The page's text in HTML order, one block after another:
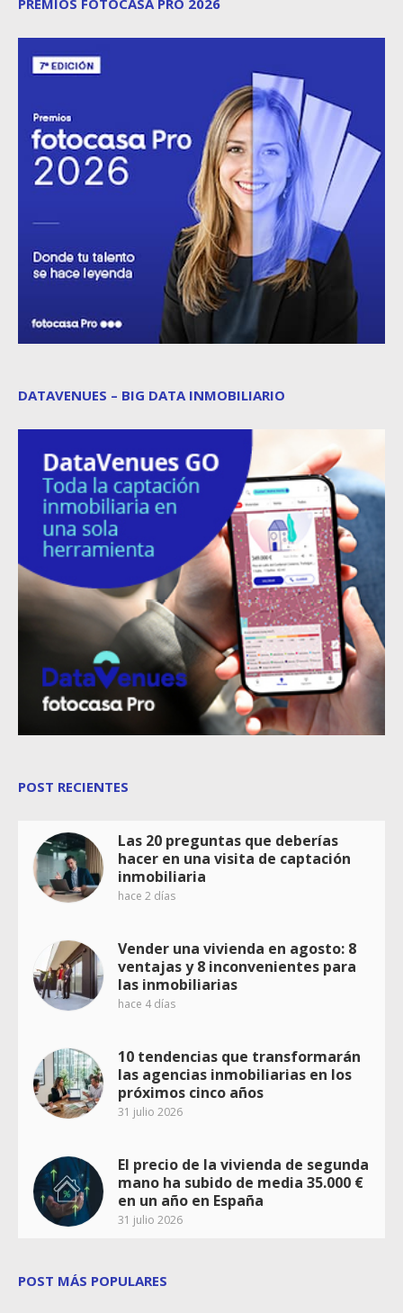
PREMIOS FOTOCASA PRO 2026
DATAVENUES – BIG DATA INMOBILIARIO
POST RECIENTES
Las 20 preguntas que deberías
hacer en una visita de captación
inmobiliaria
hace 2 días
Vender una vivienda en agosto: 8
ventajas y 8 inconvenientes para
las inmobiliarias
hace 4 días
10 tendencias que transformarán
las agencias inmobiliarias en los
próximos cinco años
31 julio 2026
El precio de la vivienda de segunda
mano ha subido de media 35.000 €
en un año en España
31 julio 2026
POST MÁS POPULARES